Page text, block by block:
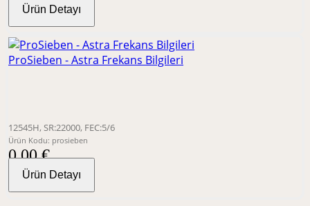
Ürün Detayı
ProSieben - Astra Frekans Bilgileri
12545H, SR:22000, FEC:5/6
Ürün Kodu: prosieben
0,00 €
Ürün Detayı